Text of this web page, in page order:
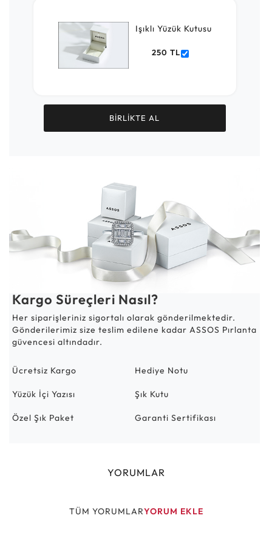
Işıklı Yüzük Kutusu
250 TL
BİRLİKTE AL
Kargo Süreçleri Nasıl?
Her siparişleriniz sigortalı olarak gönderilmektedir.
Gönderilerimiz size teslim edilene kadar ASSOS Pırlanta
güvencesi altındadır.
Ücretsiz Kargo Hediye Notu
Yüzük İçi Yazısı Şık Kutu
Özel Şık Paket Garanti Sertifikası
YORUMLAR
TÜM YORUMLARYORUM EKLE